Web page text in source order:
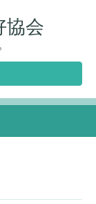
協会